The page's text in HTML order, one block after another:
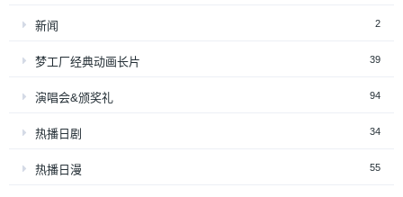
新闻 2
梦工厂经典动画长片 39
演唱会&颁奖礼 94
热播日剧 34
热播日漫 55